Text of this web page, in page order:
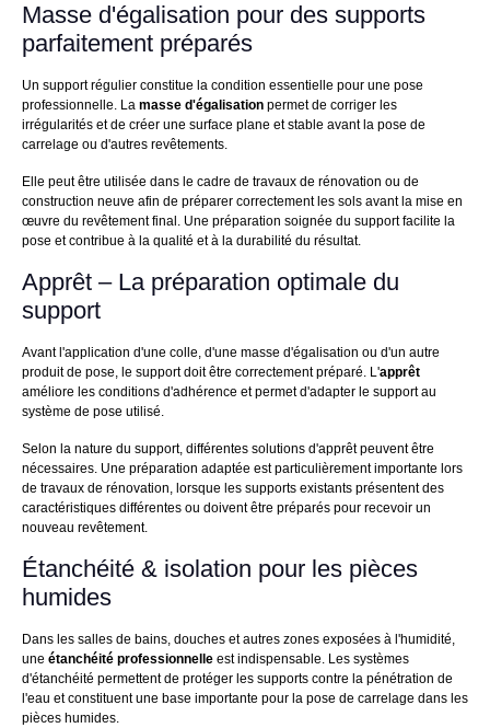
Masse d'égalisation pour des supports
parfaitement préparés
Un support régulier constitue la condition essentielle pour une pose
professionnelle. La masse d'égalisation permet de corriger les
irrégularités et de créer une surface plane et stable avant la pose de
carrelage ou d'autres revêtements.
Elle peut être utilisée dans le cadre de travaux de rénovation ou de
construction neuve afin de préparer correctement les sols avant la mise en
œuvre du revêtement final. Une préparation soignée du support facilite la
pose et contribue à la qualité et à la durabilité du résultat.
Apprêt – La préparation optimale du
support
Avant l'application d'une colle, d'une masse d'égalisation ou d'un autre
produit de pose, le support doit être correctement préparé. L'apprêt
améliore les conditions d'adhérence et permet d'adapter le support au
système de pose utilisé.
Selon la nature du support, différentes solutions d'apprêt peuvent être
nécessaires. Une préparation adaptée est particulièrement importante lors
de travaux de rénovation, lorsque les supports existants présentent des
caractéristiques différentes ou doivent être préparés pour recevoir un
nouveau revêtement.
Étanchéité & isolation pour les pièces
humides
Dans les salles de bains, douches et autres zones exposées à l'humidité,
une étanchéité professionnelle est indispensable. Les systèmes
d'étanchéité permettent de protéger les supports contre la pénétration de
l'eau et constituent une base importante pour la pose de carrelage dans les
pièces humides.